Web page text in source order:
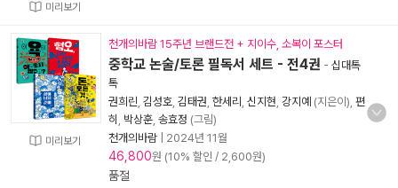
미리보기
미리보기
천개의바람 15주년 브랜드전 + 지이수, 소복이 포스터
중학교 논술/토론 필독서 세트 - 전4권 - 십대톡
톡
권희린 김성호 김태권 한세리 신지현 강지예 (지은이), 편
히
박상훈 송효정 (그림)
천개의바람
2024년 11월
46,800원 (10% 할인 / 2,600원)
품절